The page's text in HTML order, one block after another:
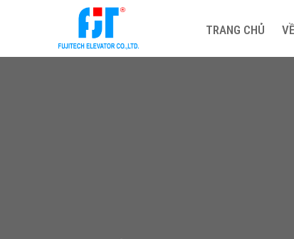
TRANG CHỦ